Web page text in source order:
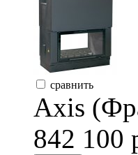
сравнить
Axis
842 100